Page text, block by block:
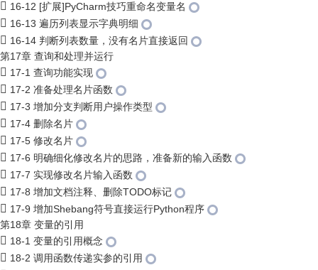
16-12 [扩展]PyCharm技巧重命名变量名
16-13 遍历列表显示字典明细
16-14 判断列表数量，没有名片直接返回
第17章 查询和处理并运行
17-1 查询功能实现
17-2 准备处理名片函数
17-3 增加分支判断用户操作类型
17-4 删除名片
17-5 修改名片
17-6 明确细化修改名片的思路，准备新的输入函数
17-7 实现修改名片输入函数
17-8 增加文档注释、删除TODO标记
17-9 增加Shebang符号直接运行Python程序
第18章 变量的引用
18-1 变量的引用概念
18-2 调用函数传递实参的引用